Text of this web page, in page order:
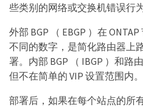
些类别的网络或交换机错误行为
外部 BGP （ EBGP ）在
不同的数字，是简化路由器上
署。内部 BGP （ IBGP ）和路
但不在简单的 VIP 设置范围内。
部署后，如果在每个站点的所